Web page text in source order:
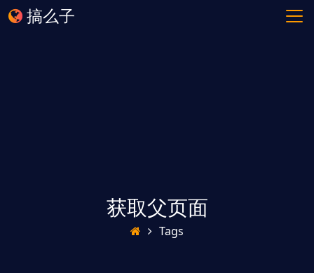
搞么子
获取父页面
Tags